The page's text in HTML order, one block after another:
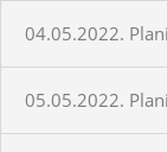
04.05.2022.
05.05.2022.